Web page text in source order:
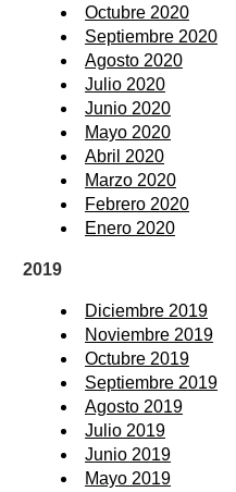
Octubre 2020
Septiembre 2020
Agosto 2020
Julio 2020
Junio 2020
Mayo 2020
Abril 2020
Marzo 2020
Febrero 2020
Enero 2020
2019
Diciembre 2019
Noviembre 2019
Octubre 2019
Septiembre 2019
Agosto 2019
Julio 2019
Junio 2019
Mayo 2019